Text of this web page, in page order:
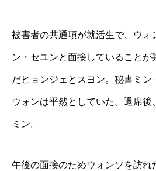
被害者の共通項が就活生で、ウォ
ン・セユンと面接していることが
だヒョンジェとスヨン。秘書ミン
ウォンは平然としていた。退席後
ミン。
午後の面接のためウォンソを訪れ